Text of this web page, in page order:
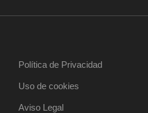
Política de Privacidad
Uso de cookies
Aviso Legal